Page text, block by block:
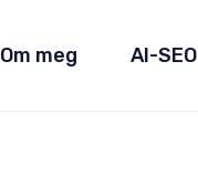
Om meg AI-SEO